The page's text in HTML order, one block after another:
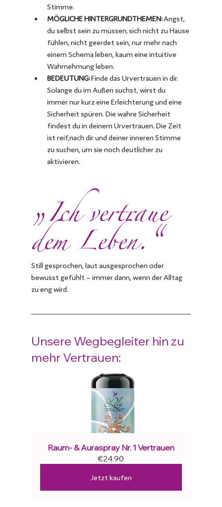
Stimme.
MÖGLICHE HINTERGRUNDTHEMEN: Angst,
du selbst sein zu müssen; sich nicht zu Hause
fühlen, nicht geerdet sein, nur mehr nach
einem Schema leben, kaum eine intuitive
Wahrnehmung leben.
BEDEUTUNG: Finde das Urvertrauen in dir.
Solange du im Außen suchst, wirst du
immer nur kurz eine Erleichterung und eine
Sicherheit spüren. Die wahre Sicherheit
findest du in deinem Urvertrauen. Die Zeit
ist reif,nach dir und deiner inneren Stimme
zu suchen, um sie noch deutlicher zu
aktivieren.
„Ich vertraue
dem Leben.“
Still gesprochen, laut ausgesprochen oder
bewusst gefühlt – immer dann, wenn der Alltag
zu eng wird.
Unsere Wegbegleiter hin zu
mehr Vertrauen:
Raum- & Auraspray Nr. 1 Vertrauen
€24.90
Jetzt kaufen